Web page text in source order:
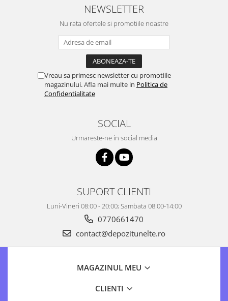
NEWSLETTER
Nu rata ofertele si promotiile noastre
Vreau sa primesc newsletter cu promotiile
magazinului. Afla mai multe in Politica de
Confidentialitate
SOCIAL
Urmareste-ne in social media
SUPORT CLIENTI
Luni-Vineri 08:00 - 20:00; Sambata 08:00-14:00
0770661470
contact@depozitunelte.ro
MAGAZINUL MEU
CLIENTI